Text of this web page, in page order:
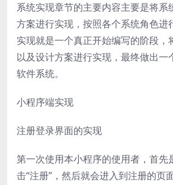
系统实现章节的主要内容主要是将系
方案进行实现，按照各个系统角色进
实现就是一个真正开始编写的阶段，
以及设计方案进行实现，最终做出一
软件系统。
小程序端实现
注册登录界面的实现
第一次使用本小程序的使用者，首先
击“注册”，然后就会进入到注册的页